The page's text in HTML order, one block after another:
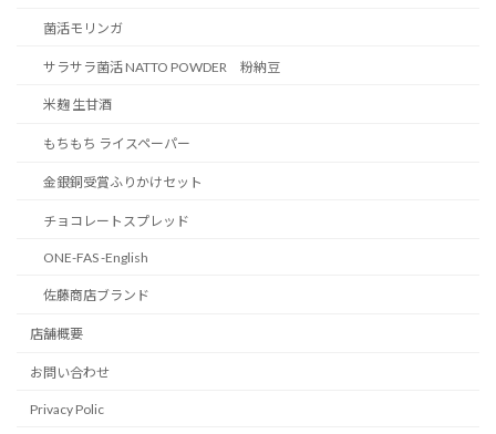
菌活モリンガ
サラサラ菌活 NATTO POWDER 粉納豆
米麹 生甘酒
もちもち ライスペーパー
金銀銅受賞ふりかけセット
チョコレートスプレッド
ONE-FAS -English
佐藤商店ブランド
店舗概要
お問い合わせ
Privacy Polic